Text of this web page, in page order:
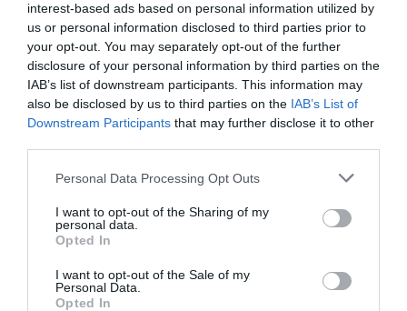
interest-based ads based on personal information utilized by
us or personal information disclosed to third parties prior to
your opt-out. You may separately opt-out of the further
disclosure of your personal information by third parties on the
IAB’s list of downstream participants. This information may
also be disclosed by us to third parties on the IAB’s List of
Downstream Participants that may further disclose it to other
Personal Data Processing Opt Outs
I want to opt-out of the Sharing of my
personal data.
Opted In
I want to opt-out of the Sale of my
Personal Data.
Opted In